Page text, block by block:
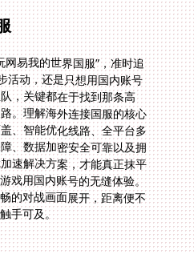
易我的世界国服”，准时追
活动，还是只想用国内账号
，关键都在于找到那条高
。理解海外连接国服的核心
、智能优化线路、全平台多
、数据加密安全可靠以及拥
速解决方案，才能真正抹平
戏用国内账号的无缝体验。
的对战画面展开，距离便不
手可及。